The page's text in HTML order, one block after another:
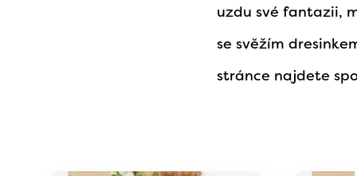
uzdu své fantazii,
se svěžím
stránce najdete